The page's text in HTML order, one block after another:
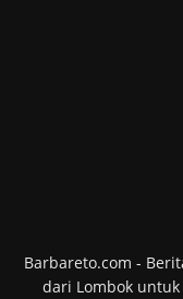
Barbareto.com -
dari Lombok